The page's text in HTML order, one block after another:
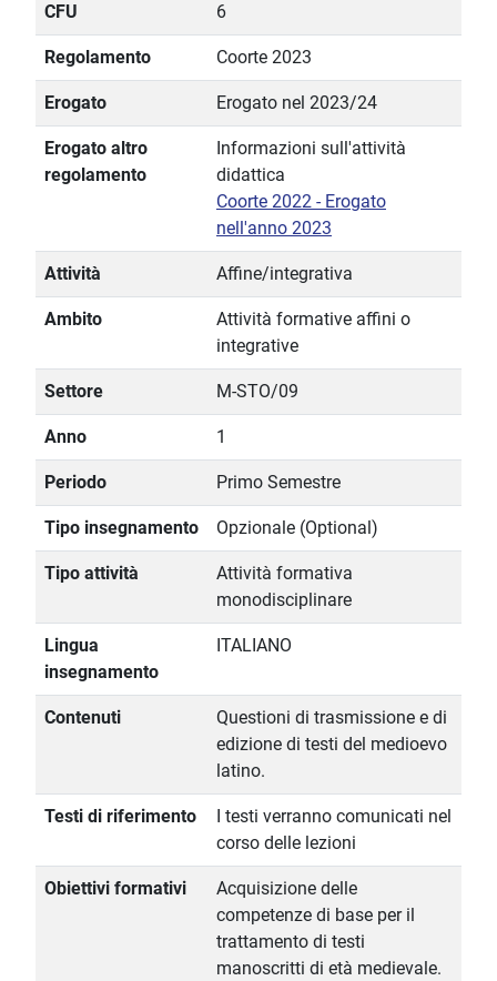
CFU 6
Regolamento Coorte 2023
Erogato Erogato nel 2023/24
Erogato altro
regolamento
Informazioni sull'attività
didattica
Coorte 2022 - Erogato
nell'anno 2023
Attività Affine/integrativa
Ambito
Attività formative affini o
integrative
Settore M-STO/09
Anno 1
Periodo Primo Semestre
Tipo insegnamento Opzionale (Optional)
Tipo attività
Attività formativa
monodisciplinare
Lingua
insegnamento
ITALIANO
Contenuti
Questioni di trasmissione e di
edizione di testi del medioevo
latino.
Testi di riferimento
I testi verranno comunicati nel
corso delle lezioni
Obiettivi formativi
Acquisizione delle
competenze di base per il
trattamento di testi
manoscritti di età medievale.